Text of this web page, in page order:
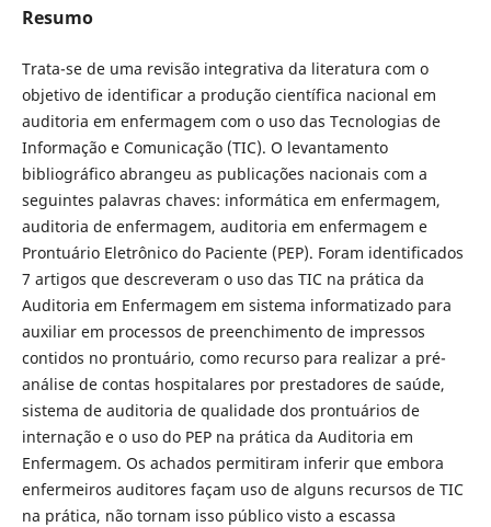
Resumo
Trata-se de uma revisão integrativa da literatura com o
objetivo de identificar a produção científica nacional em
auditoria em enfermagem com o uso das Tecnologias de
Informação e Comunicação (TIC). O levantamento
bibliográfico abrangeu as publicações nacionais com a
seguintes palavras chaves: informática em enfermagem,
auditoria de enfermagem, auditoria em enfermagem e
Prontuário Eletrônico do Paciente (PEP). Foram identificados
7 artigos que descreveram o uso das TIC na prática da
Auditoria em Enfermagem em sistema informatizado para
auxiliar em processos de preenchimento de impressos
contidos no prontuário, como recurso para realizar a pré-
análise de contas hospitalares por prestadores de saúde,
sistema de auditoria de qualidade dos prontuários de
internação e o uso do PEP na prática da Auditoria em
Enfermagem. Os achados permitiram inferir que embora
enfermeiros auditores façam uso de alguns recursos de TIC
na prática, não tornam isso público visto a escassa